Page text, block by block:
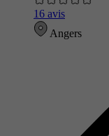
16 avis
Angers